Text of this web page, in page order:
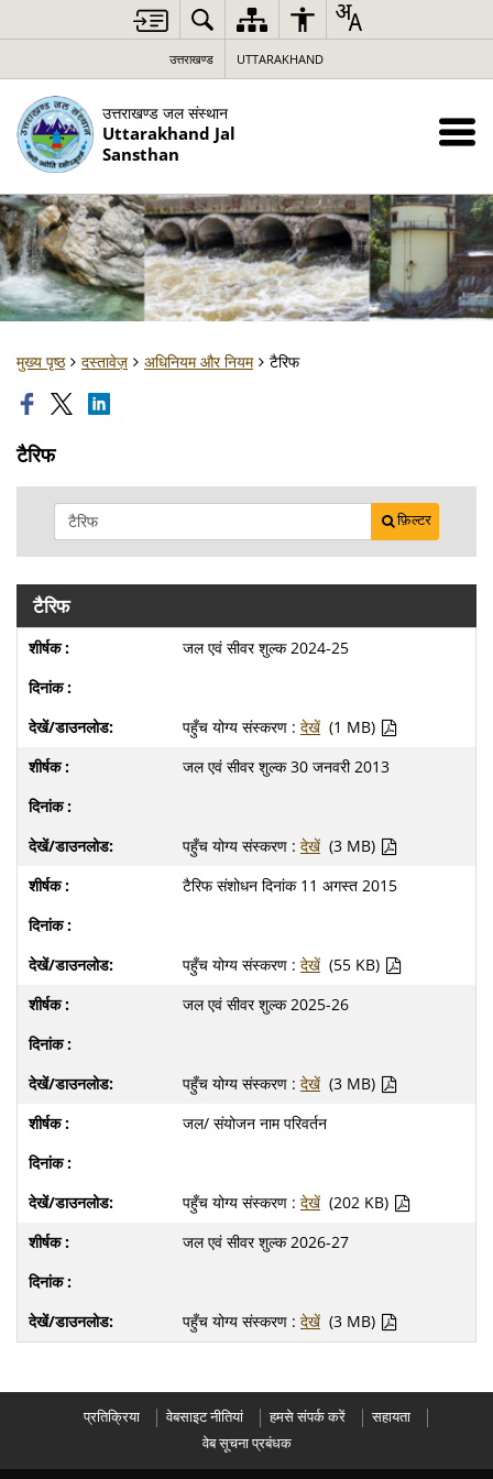
उत्तराखण्ड UTTARAKHAND
उत्तराखण्ड जल संस्थान
Uttarakhand Jal
Sansthan
मुख्य पृष्ठ दस्तावेज़ अधिनियम और नियम टैरिफ
टैरिफ
फ़िल्टर
टैरिफ
जल एवं सीवर शुल्क 2024-25
पहुँच योग्य संस्करण : देखें (1 MB)
जल एवं सीवर शुल्क 30 जनवरी 2013
पहुँच योग्य संस्करण : देखें (3 MB)
टैरिफ संशोधन दिनांक 11 अगस्त 2015
पहुँच योग्य संस्करण : देखें (55 KB)
जल एवं सीवर शुल्क 2025-26
पहुँच योग्य संस्करण : देखें (3 MB)
जल/ संयोजन नाम परिवर्तन
पहुँच योग्य संस्करण : देखें (202 KB)
जल एवं सीवर शुल्क 2026-27
पहुँच योग्य संस्करण : देखें (3 MB)
प्रतिक्रिया वेबसाइट नीतियां हमसे संपर्क करें
सहायता
वेब सूचना प्रबंधक